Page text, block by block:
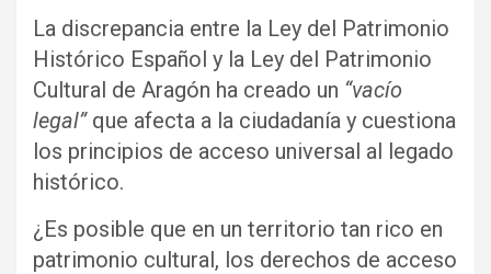
La discrepancia entre la Ley del Patrimonio
Histórico Español y la Ley del Patrimonio
Cultural de Aragón ha creado un “vacío
legal”que afecta a la ciudadanía y cuestiona
los principios de acceso universal al legado
histórico.
¿Es posible que en un territorio tan rico en
patrimonio cultural, los derechos de acceso